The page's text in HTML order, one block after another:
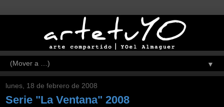
▼
lunes, 18 de febrero de 2008
Serie "La Ventana" 2008